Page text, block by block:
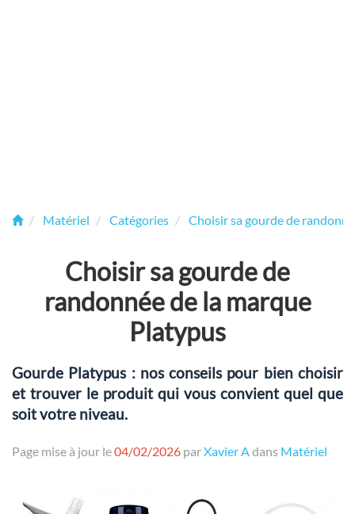
Matériel Catégories Choisir sa gourde de
Choisir sa gourde de
randonnée de la marque
Platypus
Gourde Platypus : nos conseils pour bien choisir
et trouver le produit qui vous convient quel que
soit votre niveau.
Page mise à jour le04/02/2026 parXavier Adans Matériel